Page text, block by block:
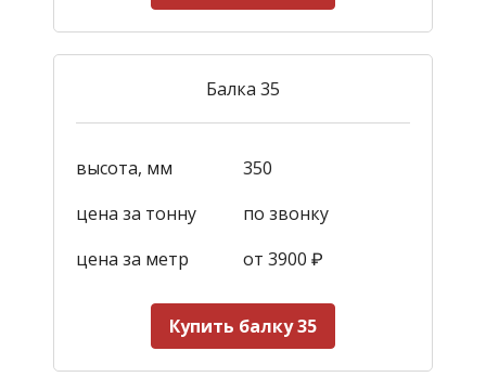
Балка 35
высота, мм
350
цена за тонну
по звонку
цена за метр
от 3900 ₽
Купить балку 35